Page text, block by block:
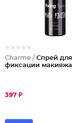
Charme / Спрей для
фиксации макияжа
397 ₽